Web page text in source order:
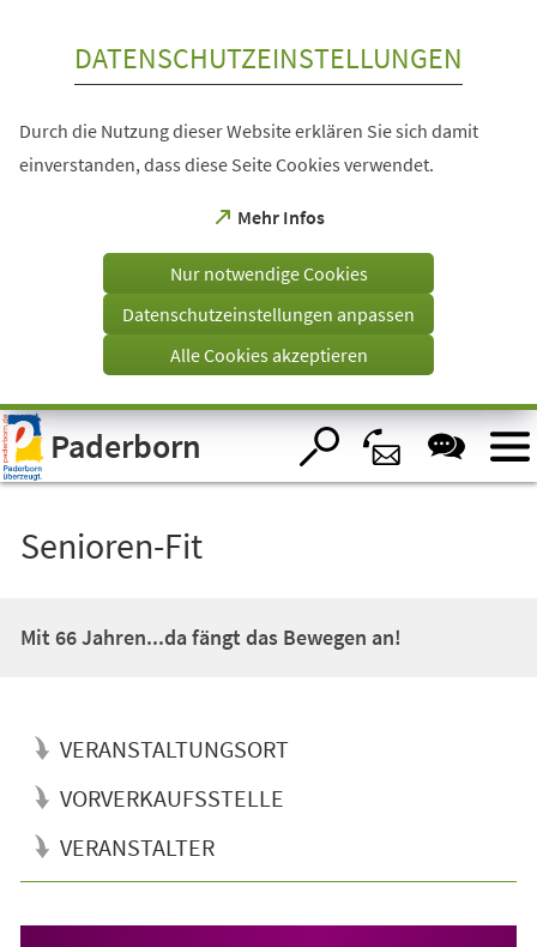
Visuelle
Assistenzsoftware
öffnen.
DATENSCHUTZEINSTELLUNGEN
Durch die Nutzung dieser Website erklären Sie sich damit
einverstanden, dass diese Seite Cookies verwendet.
Mehr Infos
(Öffnet
einem
Tab)
Nur notwendige Cookies
Datenschutzeinstellungen anpassen
Alle Cookies akzeptieren
Paderborn
Senioren-Fit
Mit 66 Jahren...da fängt das Bewegen an!
VERANSTALTUNGSORT
VORVERKAUFSSTELLE
VERANSTALTER